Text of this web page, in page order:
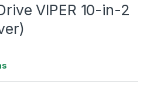
VIPER 10-in-2